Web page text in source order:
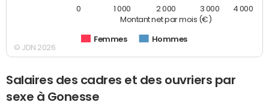
Montant net par mois (€)
Femmes Hommes
0 1 000 2 000 3 000 4 000
© JDN 2026
Salaires des cadres et des ouvriers par
sexe à Gonesse